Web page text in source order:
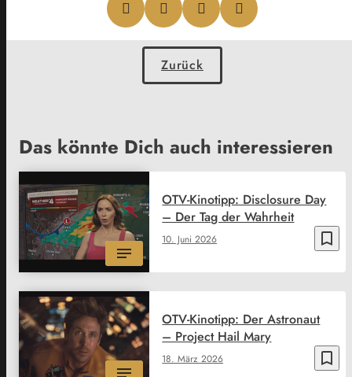
Zurück
Das könnte Dich auch interessieren
bookmark_border
10. Juni 2026
OTV-Kinotipp: Disclosure Day
– Der Tag der Wahrheit
bookmark_border
18. März 2026
OTV-Kinotipp: Der Astronaut
– Project Hail Mary